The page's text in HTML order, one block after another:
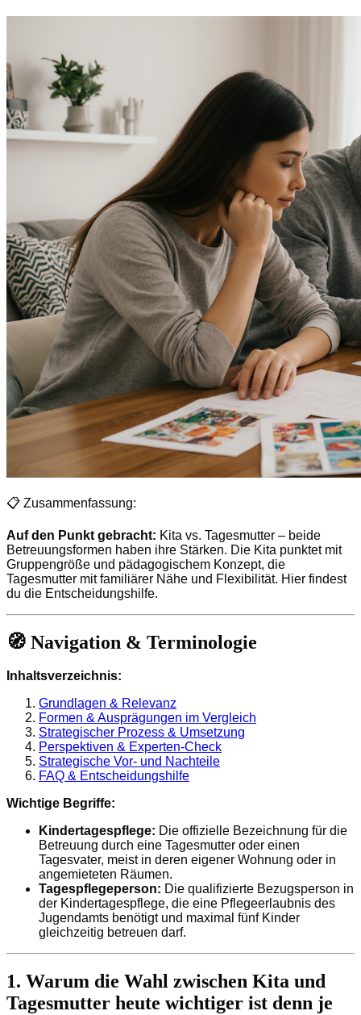
📋 Zusammenfassung:
Auf den Punkt gebracht: Kita vs. Tagesmutter – beide
Betreuungsformen haben ihre Stärken. Die Kita punktet mit
Gruppengröße und pädagogischem Konzept, die
Tagesmutter mit familiärer Nähe und Flexibilität. Hier findest
du die Entscheidungshilfe.
🧭 Navigation & Terminologie
Inhaltsverzeichnis:
Grundlagen & Relevanz
Formen & Ausprägungen im Vergleich
Strategischer Prozess & Umsetzung
Perspektiven & Experten-Check
Strategische Vor- und Nachteile
FAQ & Entscheidungshilfe
Wichtige Begriffe:
Kindertagespflege: Die offizielle Bezeichnung für die
Betreuung durch eine Tagesmutter oder einen
Tagesvater, meist in deren eigener Wohnung oder in
angemieteten Räumen.
Tagespflegeperson: Die qualifizierte Bezugsperson in
der Kindertagespflege, die eine Pflegeerlaubnis des
Jugendamts benötigt und maximal fünf Kinder
gleichzeitig betreuen darf.
1. Warum die Wahl zwischen Kita und
Tagesmutter heute wichtiger ist denn je